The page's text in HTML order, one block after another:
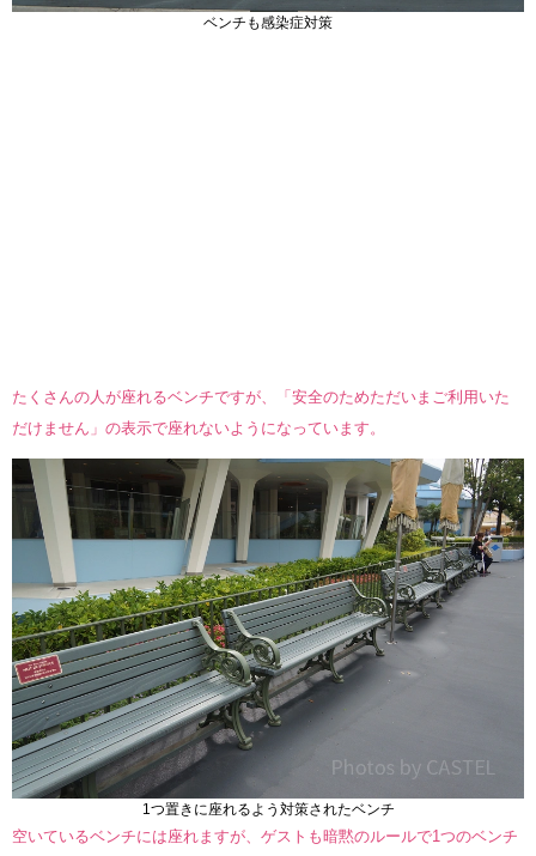
ベンチも感染症対策
たくさんの人が座れるベンチですが、「安全のためただいまご利用いた
だけません」の表示で座れないようになっています。
1つ置きに座れるよう対策されたベンチ
空いているベンチには座れますが、ゲストも暗黙のルールで1つのベンチ